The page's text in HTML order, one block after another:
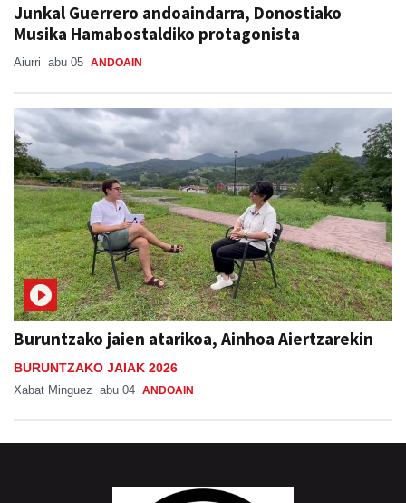
Junkal Guerrero andoaindarra, Donostiako
Musika Hamabostaldiko protagonista
Aiurri abu 05 ANDOAIN
Buruntzako jaien atarikoa, Ainhoa Aiertzarekin
BURUNTZAKO JAIAK 2026
Xabat Minguez abu 04 ANDOAIN